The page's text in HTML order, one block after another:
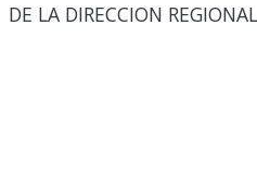
DE LA DIRECCION